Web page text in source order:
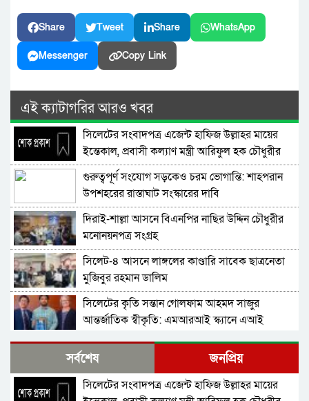
Share Tweet Share WhatsApp
Messenger Copy Link
এই ক্যাটাগরির আরও খবর
সিলেটের সংবাদপত্র এজেন্ট হাফিজ উল্লাহর মায়ের
ইন্তেকাল, প্রবাসী কল্যাণ মন্ত্রী আরিফুল হক চৌধুরীর
শোক
গুরুত্বপূর্ণ সংযোগ সড়কেও চরম ভোগান্তি: শাহপরান
উপশহরের রাস্তাঘাট সংস্কারের দাবি
দিরাই-শাল্লা আসনে বিএনপির নাছির উদ্দিন চৌধুরীর
মনোনয়নপত্র সংগ্রহ
সিলেট-৪ আসনে লাঙ্গলের কাণ্ডারি সাবেক ছাত্রনেতা
মুজিবুর রহমান ডালিম
সিলেটের কৃতি সন্তান গোলফাম আহমদ সাজুর
আন্তর্জাতিক স্বীকৃতি: এমআরআই স্ক্যানে এআই
দিরাইয়ে নাছির চৌধুরী’র পক্ষে ৩১ দফার লিফলেট
বিতরণ
কোম্পানীগঞ্জে বিএনপির ‘রাষ্ট্র কাঠামো মেরামত’ ৩১
সর্বশেষ জনপ্রিয়
সিলেটের সংবাদপত্র এজেন্ট হাফিজ উল্লাহর মায়ের